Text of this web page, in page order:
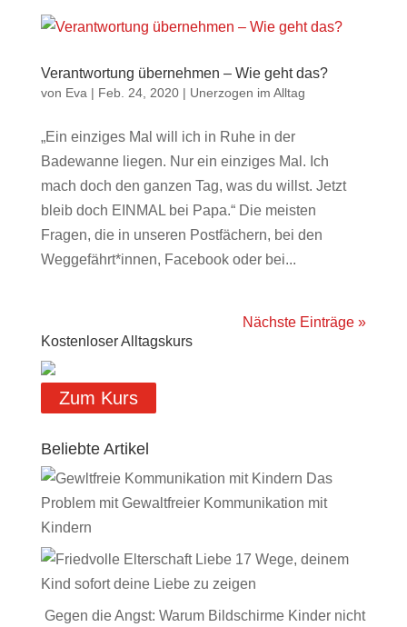
Verantwortung übernehmen – Wie geht das?
von Eva | Feb. 24, 2020| Unerzogen im Alltag
„Ein einziges Mal will ich in Ruhe in der
Badewanne liegen. Nur ein einziges Mal. Ich
mach doch den ganzen Tag, was du willst. Jetzt
bleib doch EINMAL bei Papa.“ Die meisten
Fragen, die in unseren Postfächern, bei den
Weggefährt*innen, Facebook oder bei...
Nächste Einträge »
Kostenloser Alltagskurs
Zum Kurs
Beliebte Artikel
Das
Problem mit Gewaltfreier Kommunikation mit
Kindern
17 Wege, deinem
Kind sofort deine Liebe zu zeigen
Gegen die Angst: Warum Bildschirme Kinder nicht